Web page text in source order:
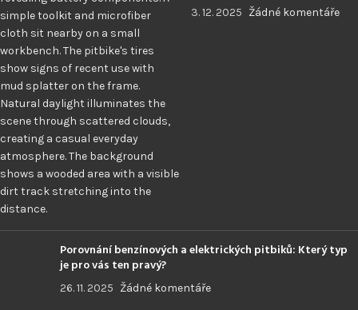
3. 12. 2025 Žádné komentáře
Porovnání benzínových a elektrických pitbiků: Který typ
je pro vás ten pravý?
26. 11. 2025 Žádné komentáře